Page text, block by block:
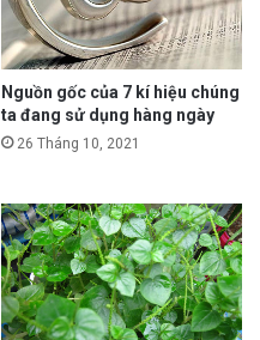
Nguồn gốc của 7 kí hiệu chúng
ta đang sử dụng hàng ngày
26 Tháng 10, 2021